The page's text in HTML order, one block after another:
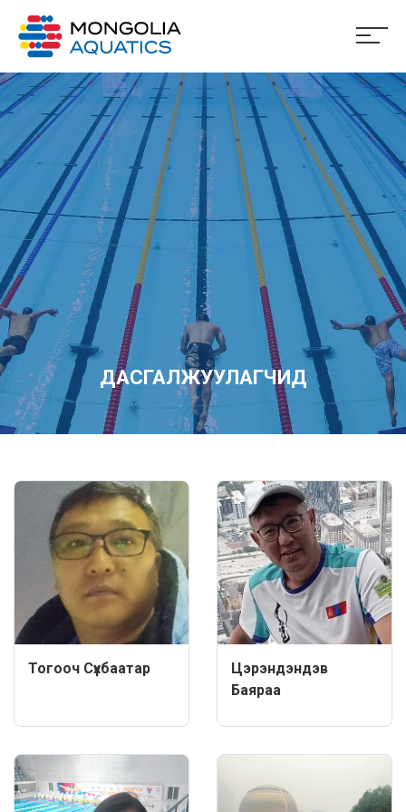
ДАСГАЛЖУУЛАГЧИД
Тогооч Сүхбаатар
Цэрэндэндэв
Баяраа